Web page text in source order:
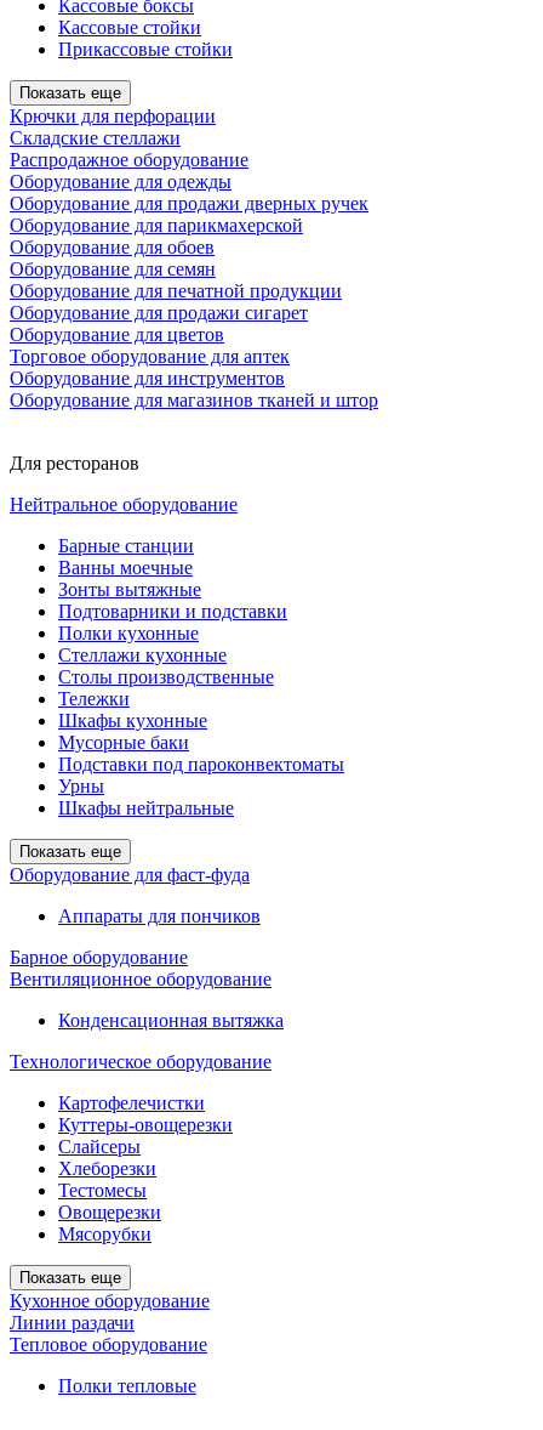
Кассовые боксы
Кассовые стойки
Прикассовые стойки
Показать еще
Крючки для перфорации
Складские стеллажи
Распродажное оборудование
Оборудование для одежды
Оборудование для продажи дверных ручек
Оборудование для парикмахерской
Оборудование для обоев
Оборудование для семян
Оборудование для печатной продукции
Оборудование для продажи сигарет
Оборудование для цветов
Торговое оборудование для аптек
Оборудование для инструментов
Оборудование для магазинов тканей и штор
Для ресторанов
Нейтральное оборудование
Барные станции
Ванны моечные
Зонты вытяжные
Подтоварники и подставки
Полки кухонные
Стеллажи кухонные
Столы производственные
Тележки
Шкафы кухонные
Мусорные баки
Подставки под пароконвектоматы
Урны
Шкафы нейтральные
Показать еще
Оборудование для фаст-фуда
Аппараты для пончиков
Барное оборудование
Вентиляционное оборудование
Конденсационная вытяжка
Технологическое оборудование
Картофелечистки
Куттеры-овощерезки
Слайсеры
Хлеборезки
Тестомесы
Овощерезки
Мясорубки
Показать еще
Кухонное оборудование
Линии раздачи
Тепловое оборудование
Полки тепловые